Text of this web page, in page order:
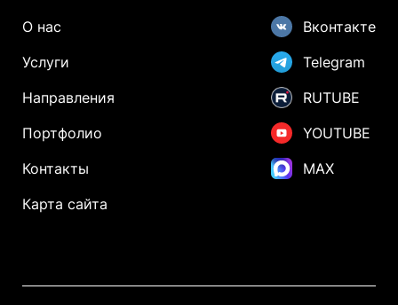
О нас
Услуги
Направления
Портфолио
Контакты
Карта сайта
Вконтакте
Telegram
RUTUBE
YOUTUBE
MAX